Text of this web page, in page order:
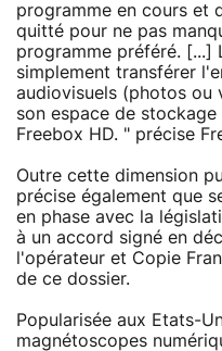
programme en cours et
quitté pour ne pas
programme préféré. [...]
simplement transférer
audiovisuels (photos ou
son espace de
Freebox HD. " précise
Outre cette dimension
précise également que
en phase avec la
à un accord signé en
l'opérateur et Copie
de ce dossier.
Popularisée aux Etats-
magnétoscopes